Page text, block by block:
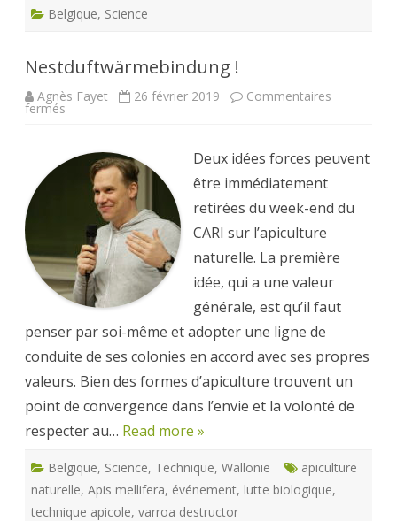
Belgique, Science
Nestduftwärmebindung !
Agnès Fayet 26 février 2019 Commentaires
fermés
Deux idées forces peuvent
être immédiatement
retirées du week-end du
CARI sur l’apiculture
naturelle. La première
idée, qui a une valeur
générale, est qu’il faut
penser par soi-même et adopter une ligne de
conduite de ses colonies en accord avec ses propres
valeurs. Bien des formes d’apiculture trouvent un
point de convergence dans l’envie et la volonté de
respecter au… Read more »
Belgique, Science, Technique, Wallonie
apiculture
naturelle, Apis mellifera, événement, lutte biologique,
technique apicole, varroa destructor